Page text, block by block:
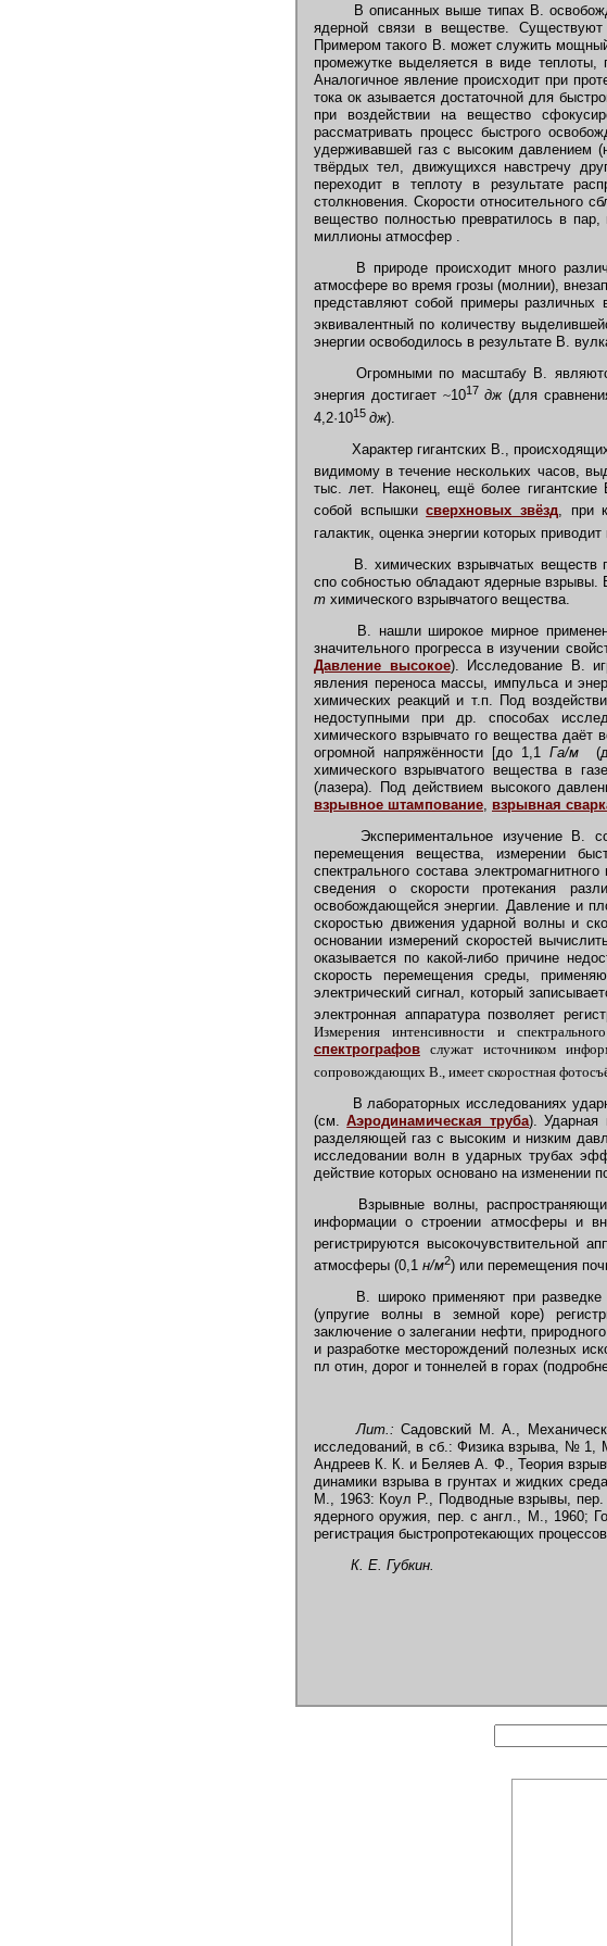
В описанных выше типах В.
ядерной связи в веществе.
Примером такого В. может служить
промежутке выделяется в виде теплоты,
Аналогичное явление происходит при
тока ок азывается достаточной для
при воздействии на вещество
рассматривать процесс быстрого
удерживавшей газ с высоким давлением
твёрдых тел, движущихся навстречу
переходит в теплоту в результате
столкновения. Скорости относительного
вещество полностью превратилось в пар,
миллионы атмосфер .
В природе происходит много
атмосфере во время грозы (молнии),
представляют собой примеры различных
эквивалентный по количеству
энергии освободилось в результате В.
Огромными по масштабу В.
энергия достигает ~1017 дж (для
4,2·1015 дж).
Характер гигантских В.,
видимому в течение нескольких часов,
тыс. лет. Наконец, ещё более
собой вспышкисверхновых звёзд, при
галактик, оценка энергии которых приводит
В. химических взрывчатых веществ
спо собностью обладают ядерные взрывы.
т химического взрывчатого вещества.
В. нашли широкое мирное
значительного прогресса в изучении
Давление высокое). Исследование В.
явления переноса массы, импульса и
химических реакций и т.п. Под
недоступными при др. способах
химического взрывчато го вещества даёт
огромной напряжённости [до 1,1Га/м
химического взрывчатого вещества в
(лазера). Под действием высокого
взрывное штампование взрывная
Экспериментальное изучение В.
перемещения вещества, измерении
спектрального состава
сведения о скорости протекания
освобождающейся энергии. Давление и
скоростью движения ударной волны и
основании измерений скоростей
оказывается по какой-либо причине
скорость перемещения среды,
электрический сигнал, который
электронная аппаратура позволяет
Измерения интенсивности и
спектрографов служат источником
сопровождающих В., имеет скоростная
В лабораторных исследованиях
(см.Аэродинамическая труба). Ударная
разделяющей газ с высоким и низким
исследовании волн в ударных трубах
действие которых основано на изменении
Взрывные волны,
информации о строении атмосферы и
регистрируются высокочувствительной
атмосферы (0,1 н/м2) или перемещения
В. широко применяют при разведке
(упругие волны в земной коре)
заключение о залегании нефти,
и разработке месторождений полезных
пл отин, дорог и тоннелей в горах
Лит.: Садовский М. А.,
исследований, в сб.: Физика взрыва, №
Андреев К. К. и Беляев А. Ф., Теория
динамики взрыва в грунтах и жидких
М., 1963: Коул Р., Подводные взрывы,
ядерного оружия, пер. с англ., М., 1960;
регистрация быстропротекающих
К. Е. Губкин.